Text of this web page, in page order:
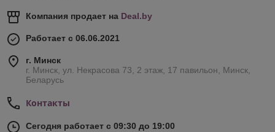
Компания продает на Deal.by
Работает с 06.06.2021
г. Минск
г. Минск, ул. Некрасова 73, 2 этаж, 17 павильон, Минск,
Беларусь
Контакты
Сегодня работает с 09:30 до 19:00